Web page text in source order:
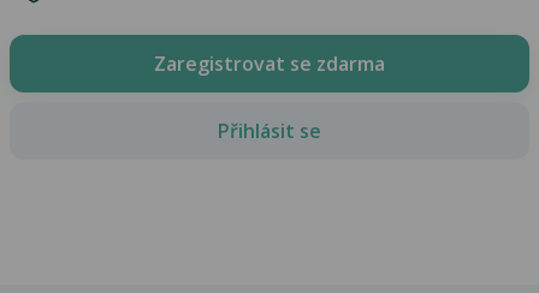
Zaregistrovat se zdarma
Přihlásit se